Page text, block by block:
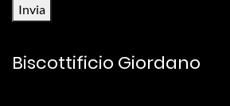
Invia
Biscottificio Giordano